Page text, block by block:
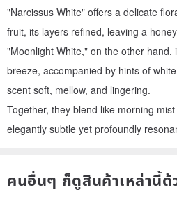
"Narcissus White" offers a delicate
fruit, its layers refined, leaving a
"Moonlight White," on the other
breeze, accompanied by hints of
scent soft, mellow, and lingering.
Together, they blend like morning
elegantly subtle yet profoundly
คนอื่นๆ ก็ดูสินค้าเหล่านี้ด้